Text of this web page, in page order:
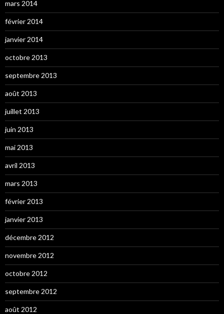
mars 2014
février 2014
janvier 2014
octobre 2013
septembre 2013
août 2013
juillet 2013
juin 2013
mai 2013
avril 2013
mars 2013
février 2013
janvier 2013
décembre 2012
novembre 2012
octobre 2012
septembre 2012
août 2012